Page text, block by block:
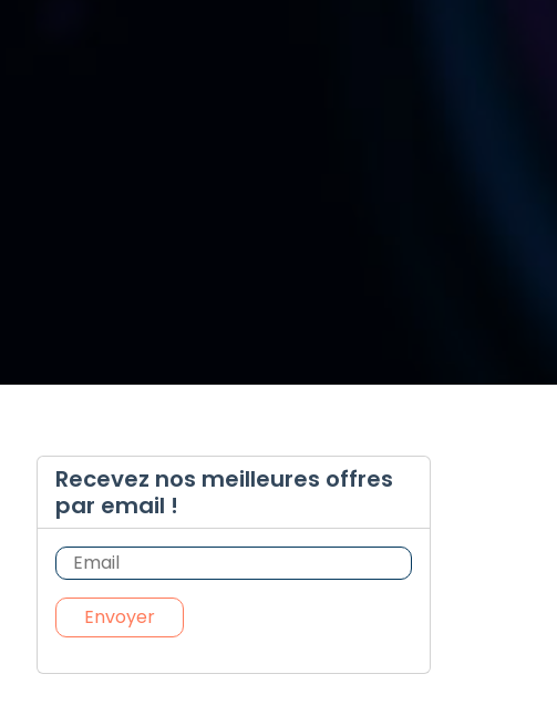
Recevez nos meilleures offres
par email !